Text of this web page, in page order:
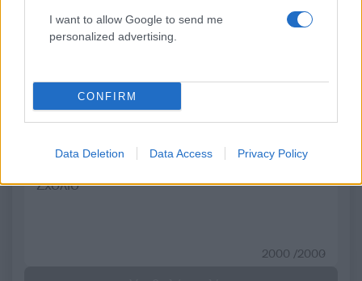
I want to allow Google to send me
personalized advertising.
CONFIRM
Data Deletion Data Access Privacy Policy
Σχόλια
Σχολίασε εδώ
50 /50
2000 /2000